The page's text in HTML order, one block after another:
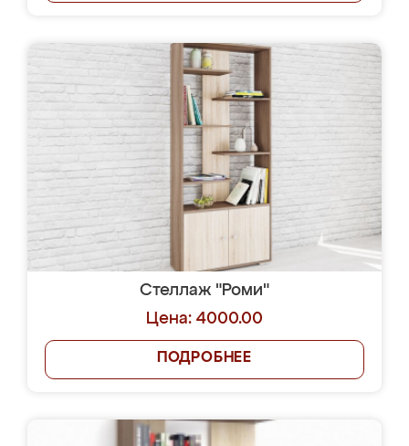
Стеллаж "Роми"
Цена: 4000.00
ПОДРОБНЕЕ